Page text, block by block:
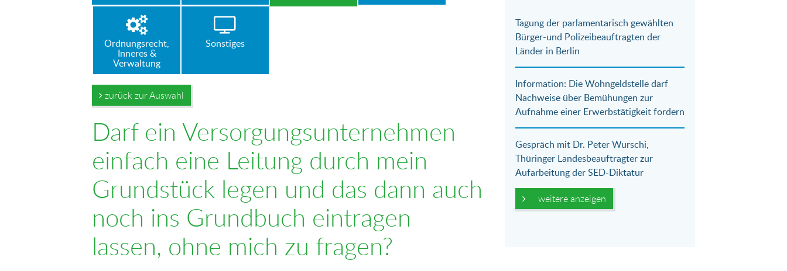
Ordnungsrecht,
Inneres &
Verwaltung
Sonstiges
zurück zur Auswahl
Darf ein Versorgungsunternehmen
einfach eine Leitung durch mein
Grundstück legen und das dann auch
noch ins Grundbuch eintragen
lassen, ohne mich zu fragen?
Tagung der parlamentarisch gewählten
Bürger-und Polizeibeauftragten der
Länder in Berlin
Information: Die Wohngeldstelle darf
Nachweise über Bemühungen zur
Aufnahme einer Erwerbstätigkeit fordern
Gespräch mit Dr. Peter Wurschi,
Thüringer Landesbeauftragter zur
Aufarbeitung der SED-Diktatur
weitere anzeigen